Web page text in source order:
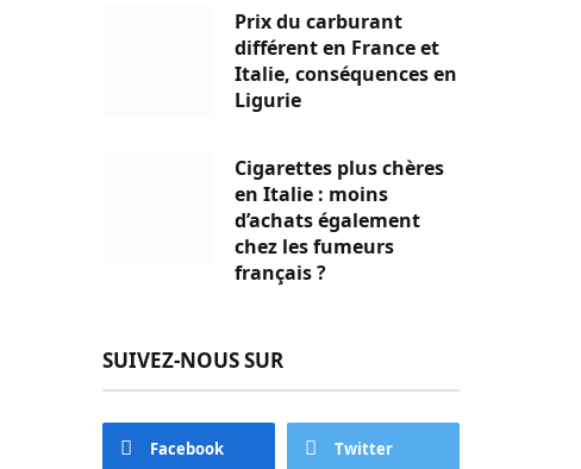
Prix du carburant
différent en France et
Italie, conséquences en
Ligurie
Cigarettes plus chères
en Italie : moins
d’achats également
chez les fumeurs
français ?
SUIVEZ-NOUS SUR
Facebook Twitter